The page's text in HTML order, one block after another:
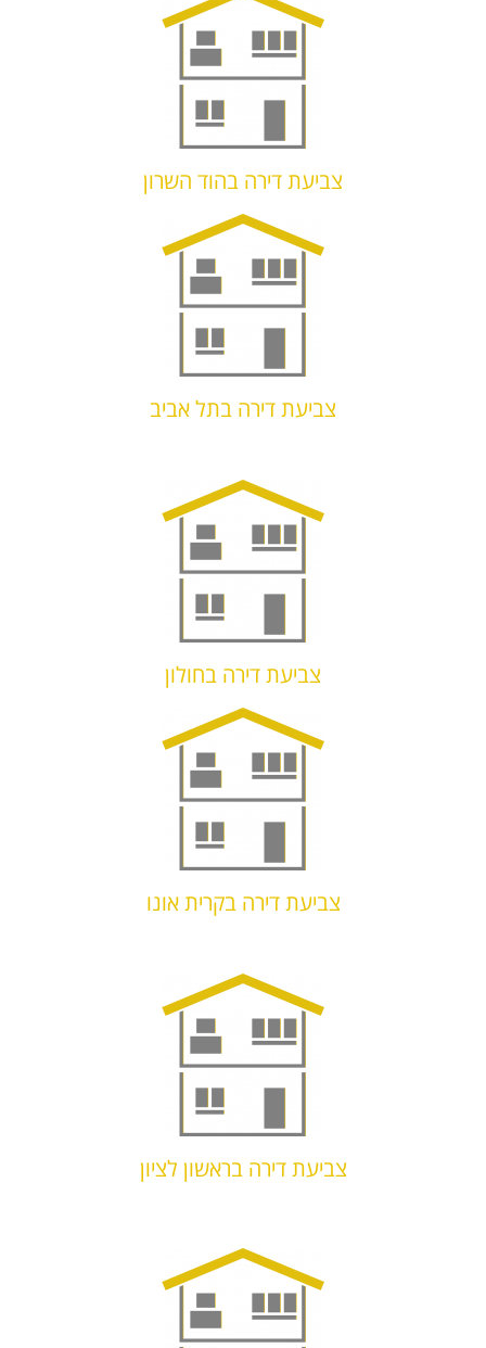
צביעת דירה בהוד השרון
צביעת דירה בתל אביב
צביעת דירה בחולון
צביעת דירה בקרית אונו
צביעת דירה בראשון לציון